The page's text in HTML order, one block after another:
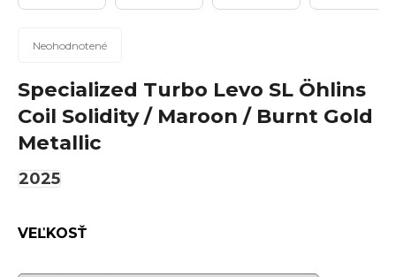
Priemerné
produktu
je
0,0
z
hviezdičiek.
Neohodnotené
Specialized Turbo Levo SL Öhlins
Coil Solidity / Maroon / Burnt Gold
Metallic
2025
VEĽKOSŤ
?
Hľadať
O
p